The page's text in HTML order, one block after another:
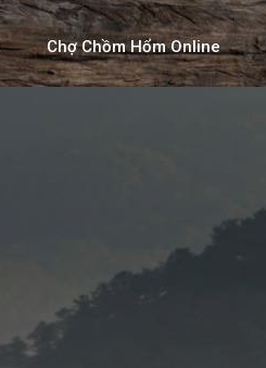
Chợ Chồm Hổm Online